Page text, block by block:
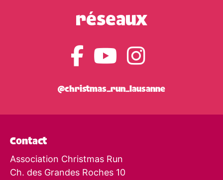
réseaux
@christmas_run_lausanne
Contact
Association Christmas Run
Ch. des Grandes Roches 10